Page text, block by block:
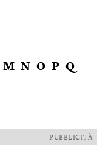
M N O P Q
PUBBLICITÀ